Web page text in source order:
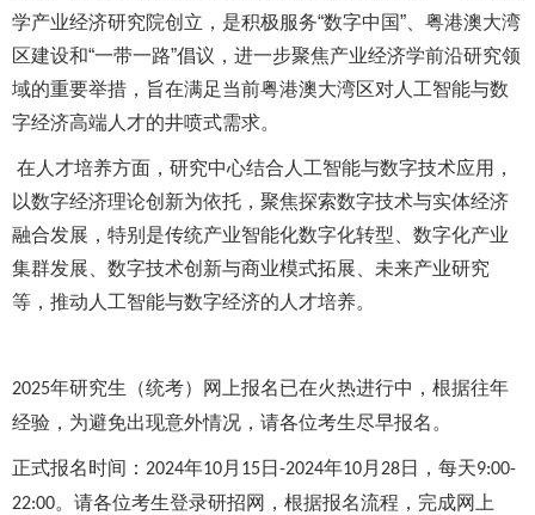
学产业经济研究院创立，是积极服务“数字中国”、粤港澳大湾
区建设和“一带一路”倡议，进一步聚焦产业经济学前沿研究领
域的重要举措，旨在满足当前粤港澳大湾区对人工智能与数
字经济高端人才的井喷式需求。
在人才培养方面，研究中心结合人工智能与数字技术应用，
以数字经济理论创新为依托，聚焦探索数字技术与实体经济
融合发展，特别是传统产业智能化数字化转型、数字化产业
集群发展、数字技术创新与商业模式拓展、未来产业研究
等，推动人工智能与数字经济的人才培养。
2025年研究生（统考）网上报名已在火热进行中，根据往年
经验，为避免出现意外情况，请各位考生尽早报名。
正式报名时间： 2024年10月 15日 -2024年10月 28日，每天9:00-
22:00。请各位考生登录研招网，根据报名流程，完成网上